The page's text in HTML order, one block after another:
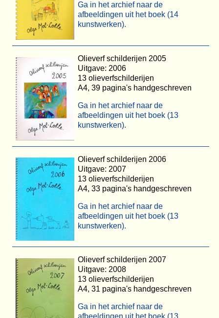
Ga in het archief naar de
afbeeldingen uit het boek (14
kunstwerken).
Olieverf schilderijen 2005
Uitgave: 2006
13 olieverfschilderijen
A4, 39 pagina's handgeschreven
Ga in het archief naar de
afbeeldingen uit het boek (13
kunstwerken).
Olieverf schilderijen 2006
Uitgave: 2007
13 olieverfschilderijen
A4, 33 pagina's handgeschreven
Ga in het archief naar de
afbeeldingen uit het boek (13
kunstwerken).
Olieverf schilderijen 2007
Uitgave: 2008
13 olieverfschilderijen
A4, 31 pagina's handgeschreven
Ga in het archief naar de